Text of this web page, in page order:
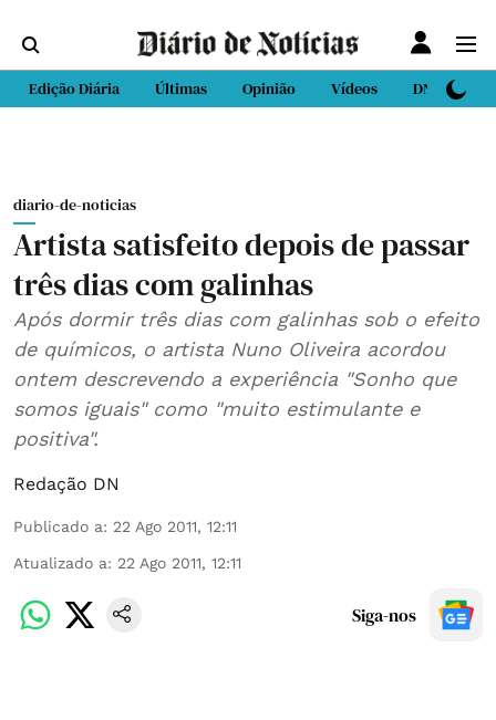
Edição Diária Últimas Opinião Vídeos DN Sport
diario-de-noticias
Artista satisfeito depois de passar
três dias com galinhas
Após dormir três dias com galinhas sob o efeito
de químicos, o artista Nuno Oliveira acordou
ontem descrevendo a experiência "Sonho que
somos iguais" como "muito estimulante e
positiva".
Redação DN
Publicado a: 22 Ago 2011, 12:11
Atualizado a: 22 Ago 2011, 12:11
Siga-nos